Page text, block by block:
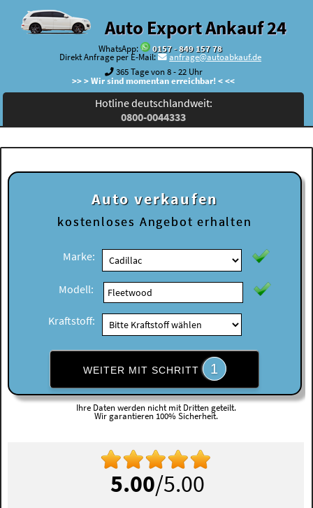
Auto Export Ankauf 24
WhatsApp:
0157 - 849 157 78
Direkt Anfrage per E-Mail:
anfrage@autoabkauf.de
365 Tage von 8 - 22 Uhr
>> > Wir sind momentan erreichbar! < <<
Hotline deutschlandweit:
0800-0044333
Auto verkaufen
kostenloses Angebot erhalten
Marke:
Modell:
Kraftstoff:
WEITER MIT SCHRITT 1
Ihre Daten werden nicht mit Dritten geteilt.
Wir garantieren 100% Sicherheit.
5.00/5.00